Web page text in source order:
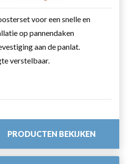
voor een snelle en
op pannendaken
aan de panlat.
verstelbaar.
PRODUCTEN BEKIJKEN